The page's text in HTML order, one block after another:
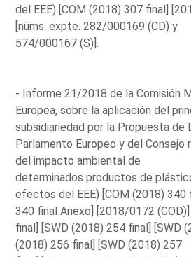
del EEE) [COM (2018) 307 final]
[núms. expte. 282/000169 (CD) y
574/000167 (S)].
- Informe 21/2018 de la Comisión
Europea, sobre la aplicación del
subsidiariedad por la Propuesta de
Parlamento Europeo y del Consejo
del impacto ambiental de
determinados productos de
efectos del EEE) [COM (2018) 340
340 final Anexo] [2018/0172
final] [SWD (2018) 254 final] [SWD
(2018) 256 final] [SWD (2018) 257